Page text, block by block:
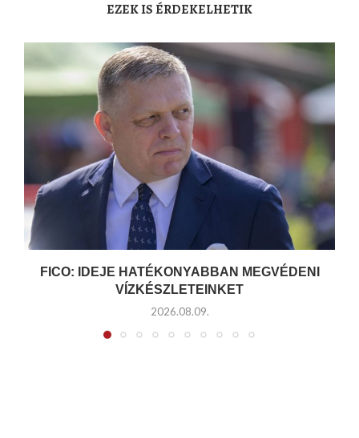
EZEK IS ÉRDEKELHETIK
FICO: IDEJE HATÉKONYABBAN MEGVÉDENI
VÍZKÉSZLETEINKET
2026.08.09.